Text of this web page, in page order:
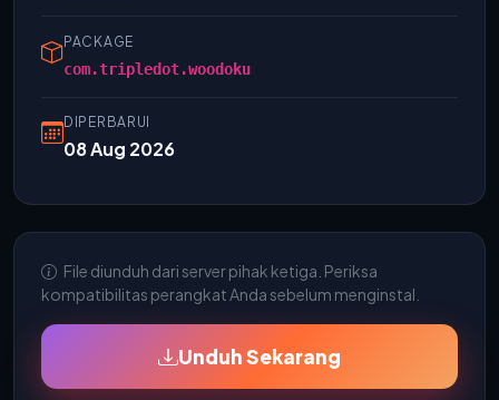
PACKAGE
com.tripledot.woodoku
DIPERBARUI
08 Aug 2026
File diunduh dari server pihak ketiga. Periksa
kompatibilitas perangkat Anda sebelum menginstal.
Unduh Sekarang